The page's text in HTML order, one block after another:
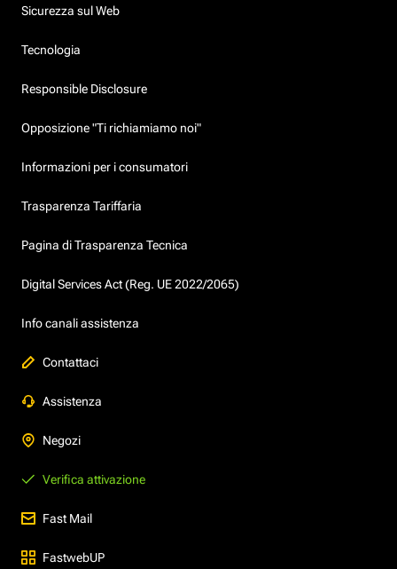
Sicurezza sul Web
Tecnologia
Responsible Disclosure
Opposizione "Ti richiamiamo noi"
Informazioni per i consumatori
Trasparenza Tariffaria
Pagina di Trasparenza Tecnica
Digital Services Act (Reg. UE 2022/2065)
Info canali assistenza
Contattaci
Assistenza
Negozi
Verifica attivazione
Fast Mail
FastwebUP